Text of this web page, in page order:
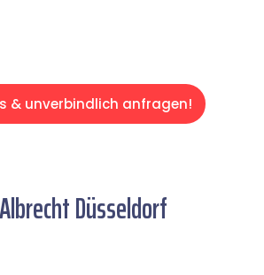
& unverbindlich anfragen!
Düsseldorf